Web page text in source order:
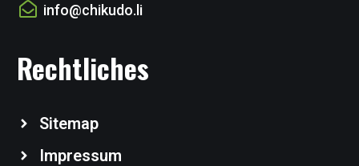
info@chikudo.li
Rechtliches
Sitemap
Impressum